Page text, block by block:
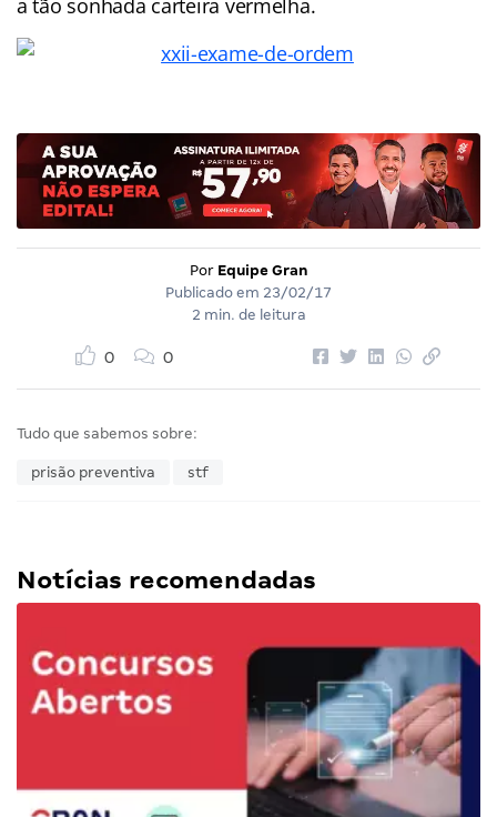
a tão sonhada carteira vermelha.
Por Equipe Gran
Publicado em 23/02/17
2 min. de leitura
0 0
Tudo que sabemos sobre:
prisão preventiva stf
Notícias recomendadas